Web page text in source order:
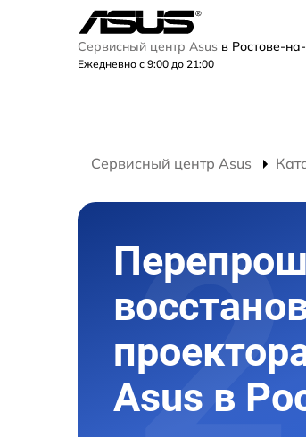
Сервисный центр Asus в Ростове-
Ежедневно с 9:00 до 21:00
Сервисный центр Asus
Asus в